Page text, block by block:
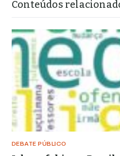
Conteúdos
DEBATE PÚBLICO